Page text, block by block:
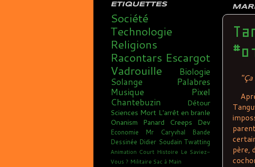
"Ça
père,
ETIQUETTES
Société
Technologie
Religions
Racontars Escargot
Vadrouille
Biologie
Solange
Palabres
Musique
Pixel
Chantebuzin
Détour
Sciences Mort L'arrêt en branle
Onanism
Panard Creeps Dev
Economie Mr Caryvhal
Bande
Dessinée Didier Soudain Twatting
Animation Court Histoire Le Saviez-
Vous ? Militaire Sac à Main